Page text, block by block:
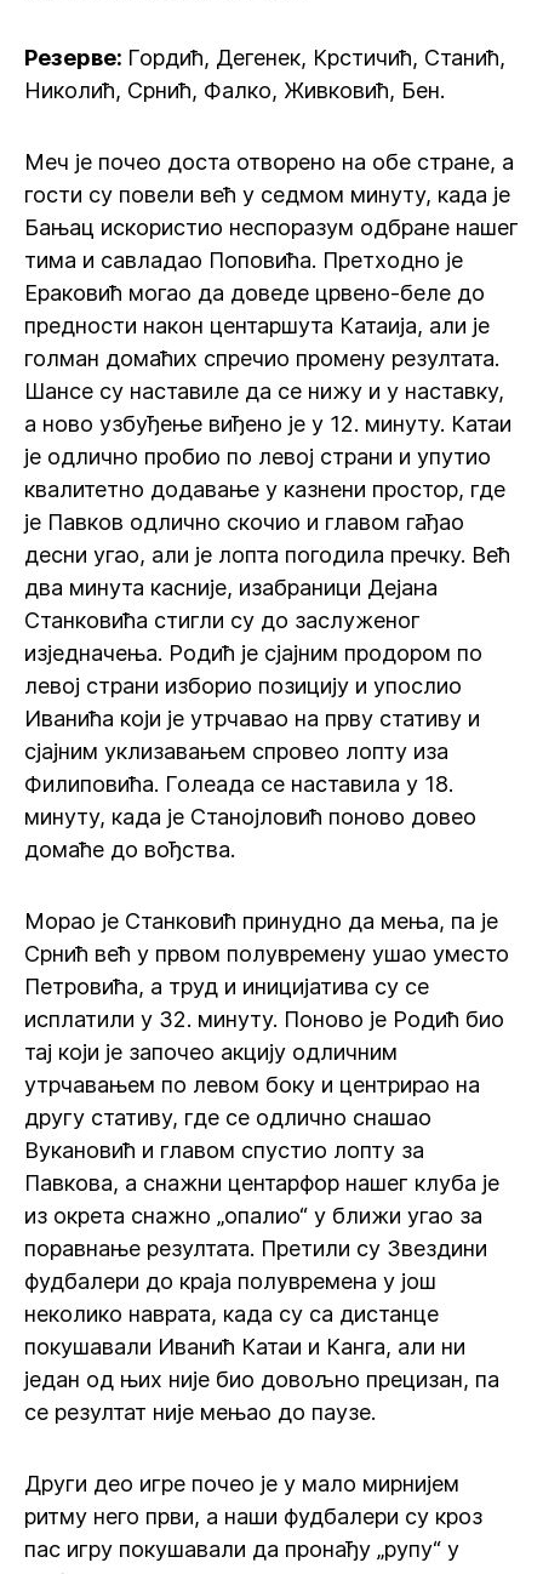
Резерве: Гордић, Дегенек, Крстичић, Станић,
Николић, Срнић, Фалко, Живковић, Бен.
Меч је почео доста отворено на обе стране, а
гости су повели већ у седмом минуту, када је
Бањац искористио неспоразум одбране нашег
тима и савладао Поповића. Претходно је
Ераковић могао да доведе црвено-беле до
предности након центаршута Катаија, али је
голман домаћих спречио промену резултата.
Шансе су наставиле да се нижу и у наставку,
а ново узбуђење виђено је у 12. минуту. Катаи
је одлично пробио по левој страни и упутио
квалитетно додавање у казнени простор, где
је Павков одлично скочио и главом гађао
десни угао, али је лопта погодила пречку. Већ
два минута касније, изабраници Дејана
Станковића стигли су до заслуженог
изједначења. Родић је сјајним продором по
левој страни изборио позицију и упослио
Иванића који је утрчавао на прву стативу и
сјајним уклизавањем спровео лопту иза
Филиповића. Голеада се наставила у 18.
минуту, када је Станојловић поново довео
домаће до вођства.
Морао је Станковић принудно да мења, па је
Срнић већ у првом полувремену ушао уместо
Петровића, а труд и иницијатива су се
исплатили у 32. минуту. Поново је Родић био
тај који је започео акцију одличним
утрчавањем по левом боку и центрирао на
другу стативу, где се одлично снашао
Вукановић и главом спустио лопту за
Павкова, а снажни центарфор нашег клуба је
из окрета снажно „опалио“ у ближи угао за
поравнање резултата. Претили су Звездини
фудбалери до краја полувремена у још
неколико наврата, када су са дистанце
покушавали Иванић Катаи и Канга, али ни
један од њих није био довољно прецизан, па
се резултат није мењао до паузе.
Други део игре почео је у мало мирнијем
ритму него први, а наши фудбалери су кроз
пас игру покушавали да пронађу „рупу“ у